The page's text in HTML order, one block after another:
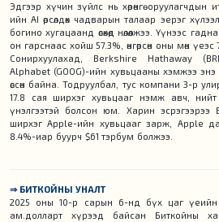
Эдгээр хүчин зүйлс нь хөрөнгө оруулагчдын
ийн AI өрсөлдөх чадварын талаар эерэг
богино хугацаанд өсөхөд нөлөөлжээ. Үүнээс
он гарснаас хойш 57.3%, өнгөрсөн оны мөн үеэс
Сонирхуулахад, Berkshire Hathaway
Alphabet (GOOG)-ийн хувьцааны хэмжээ
өссөн байна. Тодруулбал, тус компани 3-р
17.8 сая ширхэг хувьцааг нэмж авч,
үнэлгээтэй болсон юм. Харин эсрэгээрээ
ширхэг Apple-ийн хувьцааг зарж, Apple
8.4%-иар буурч $61 тэрбум болжээ.
⇒ БИТКОЙНЫ УНАЛТ
2025 оны 10-р сарын 6-нд бүх цаг үеийн
ам.долларт хүрээд байсан Биткойны